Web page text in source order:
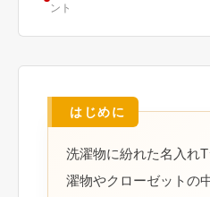
ント
洗濯物に紛れた名入れ
濯物やクローゼットの